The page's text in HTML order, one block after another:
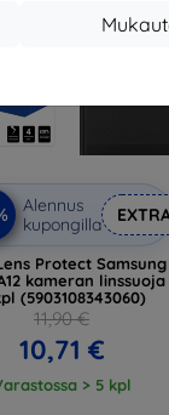
Alennus
kupongilla
Protect Samsung
kameran linssuoja
(5903108343060)
11,90 €
10,71 €
> 5 kpl